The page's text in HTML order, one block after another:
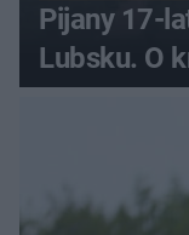
Pijany 17-
Lubsku. O